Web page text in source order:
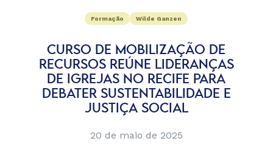
Formação Wilde Ganzen
CURSO DE MOBILIZAÇÃO DE
RECURSOS REÚNE LIDERANÇAS
DE IGREJAS NO RECIFE PARA
DEBATER SUSTENTABILIDADE E
JUSTIÇA SOCIAL
20 de maio de 2025